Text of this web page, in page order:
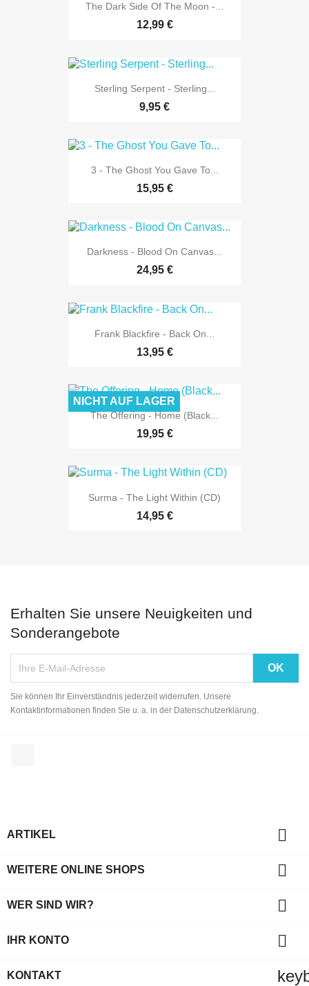
The Dark Side Of The Moon -...
12,99 €
Sterling Serpent - Sterling...
9,95 €
3 - The Ghost You Gave To...
15,95 €
Darkness - Blood On Canvas...
24,95 €
Frank Blackfire - Back On...
13,95 €
The Offering - Home (Black...
19,95 €
NICHT AUF LAGER
Surma - The Light Within (CD)
14,95 €
Erhalten Sie unsere Neuigkeiten und
Sonderangebote
Sie können Ihr Einverständnis jederzeit widerrufen. Unsere
Kontaktinformationen finden Sie u. a. in der Datenschutzerklärung.
ARTIKEL 
WEITERE ONLINE SHOPS 
WER SIND WIR? 
IHR KONTO 
KONTAKT